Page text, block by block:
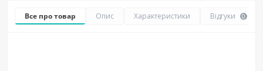
Все про товар Опис Характеристики Відгуки 0